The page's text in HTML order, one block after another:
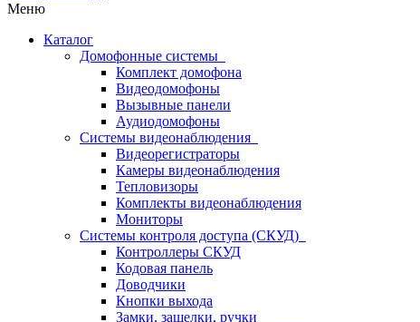
Меню
Каталог
Домофонные системы
Комплект домофона
Видеодомофоны
Вызывные панели
Аудиодомофоны
Системы видеонаблюдения
Видеорегистраторы
Камеры видеонаблюдения
Тепловизоры
Комплекты видеонаблюдения
Мониторы
Системы контроля доступа (СКУД)
Контроллеры СКУД
Кодовая панель
Доводчики
Кнопки выхода
Замки, защелки, ручки